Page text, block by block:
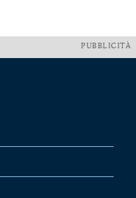
PUBBLICITÀ